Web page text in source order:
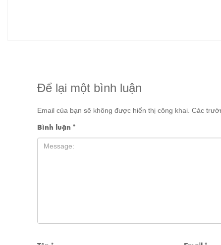
Để lại một bình luận
Email của bạn sẽ không được hiển thị công khai. Các
Bình luận *